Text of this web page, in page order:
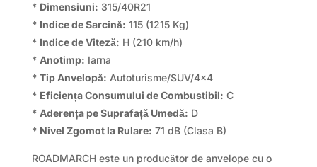
* Dimensiuni: 315/40R21
* Indice de Sarcină: 115 (1215 Kg)
* Indice de Viteză: H (210 km/h)
* Anotimp: Iarna
* Tip Anvelopă: Autoturisme/SUV/4×4
* Eficiența Consumului de Combustibil: C
* Aderența pe Suprafață Umedă: D
* Nivel Zgomot la Rulare: 71 dB (Clasa B)
ROADMARCH este un producător de anvelope cu o